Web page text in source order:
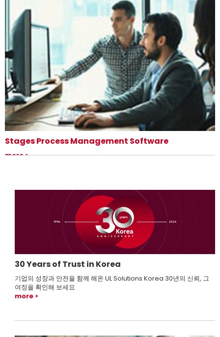
Stages Process Management Software
당사의 프로세스 관리 소프트웨어는 비즈니스 민첩성을 강화하고, 엔지니어
more
30 Years of Trust in Korea
기업의 성장과 안전을 함께 해온 UL Solutions Korea 30년의 신뢰, 그
여정을 확인해 보세요
more